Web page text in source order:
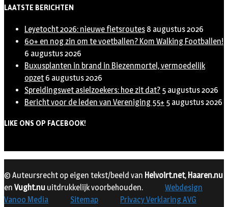
LAATSTE BERICHTEN
Leyetocht 2026: nieuwe fietsroutes 8 augustus 2026
60+ en nog zin om te voetballen? Kom Walking Footballen!
6 augustus 2026
Buxusplanten in brand in Biezenmortel, vermoedelijk
opzet 6 augustus 2026
Spreidingswet asielzoekers: hoe zit dat? 5 augustus 2026
Bericht voor de leden van Vereniging 55+ 5 augustus 2026
LIKE ONS OP FACEBOOK!
© Auteursrecht op eigen tekst/beeld van Helvoirt.net, Haaren.nu
en Vught.nu uitdrukkelijk voorbehouden.
Webdesign
Vanoo Media
Sitemap Privacy Verklaring AVG